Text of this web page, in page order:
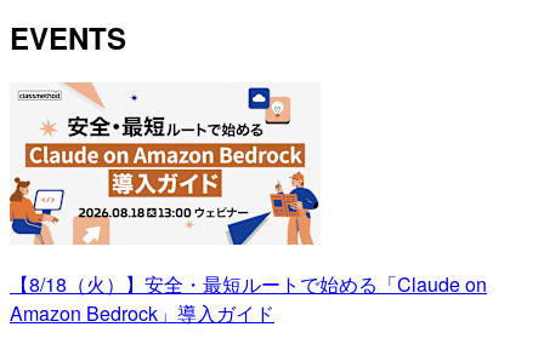
EVENTS
【8/18（火）】安全・最短ルートで始める「Claude on
Amazon Bedrock」導入ガイド